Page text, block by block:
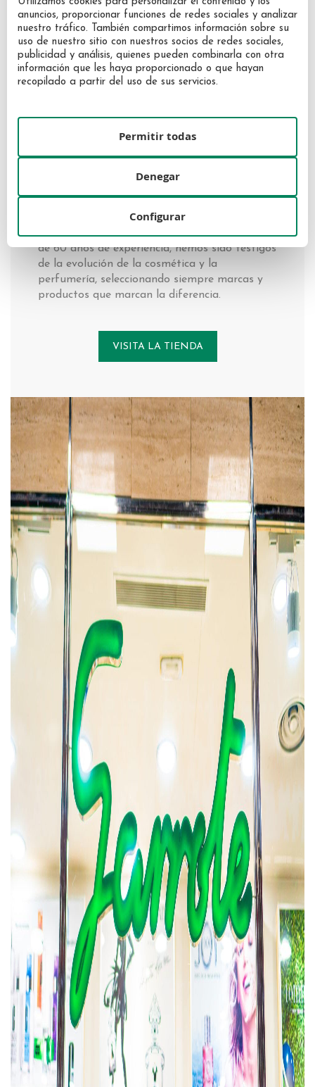
Nuestra historia
Desde la inauguración de nuestra primera
nuestros clientes los mejores productos del
mercado con el mejor asesoramiento. Con más
de 60 años de experiencia, hemos sido testigos
de la evolución de la cosmética y la
perfumería, seleccionando siempre marcas y
productos que marcan la diferencia.
VISITA LA TIENDA
anuncios, proporcionar funciones de redes sociales y analizar
nuestro tráfico. También compartimos información sobre su
uso de nuestro sitio con nuestros socios de redes sociales,
publicidad y análisis, quienes pueden combinarla con otra
información que les haya proporcionado o que hayan
recopilado a partir del uso de sus servicios.
Configurar
Denegar
Permitir todas